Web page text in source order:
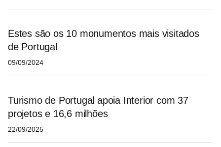
Estes são os 10 monumentos mais visitados
de Portugal
09/09/2024
Turismo de Portugal apoia Interior com 37
projetos e 16,6 milhões
22/09/2025